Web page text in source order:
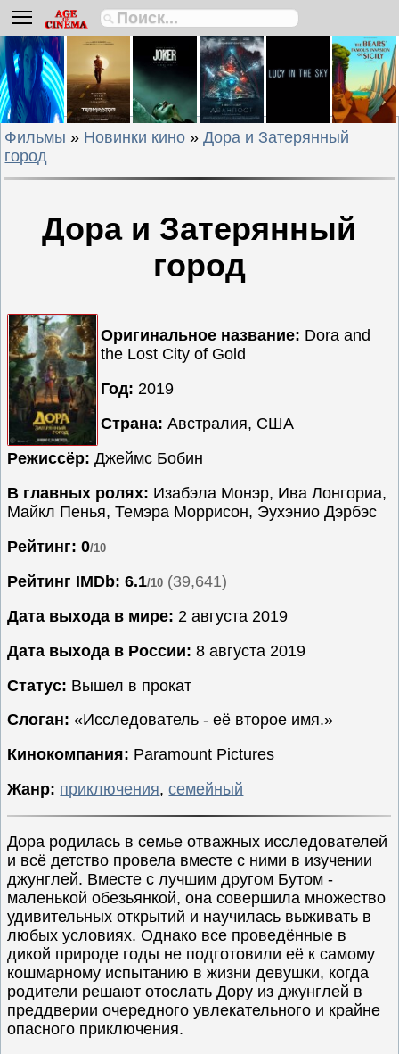
Биографии
Боевики
Вестерны
Военные
Детективы
Драмы
Комедии
Криминальные
Мюзиклы
Приключения
Русские
фильмы
Семейные
Сериалы
Триллеры
Фэнтези
Ожидаемые
кино
Фильмы » Новинки кино »Дора и Затерянный
город
Дора и Затерянный
город
Оригинальное название: Dora and
the Lost City of Gold
Год: 2019
Страна: Австралия, США
Режиссёр: Джеймс Бобин
В главных ролях: Изабэла Монэр, Ива Лонгориа,
Майкл Пенья, Темэра Моррисон, Эухэнио Дэрбэс
Рейтинг: 0/10
Рейтинг IMDb: 6.1/10 (39,641)
Дата выхода в мире: 2 августа 2019
Дата выхода в России: 8 августа 2019
Статус: Вышел в прокат
Слоган: «Исследователь - её второе имя.»
Кинокомпания: Paramount Pictures
Жанр: приключения,семейный
Дора родилась в семье отважных исследователей
и всё детство провела вместе с ними в изучении
джунглей. Вместе с лучшим другом Бутом -
маленькой обезьянкой, она совершила множество
удивительных открытий и научилась выживать в
любых условиях. Однако все проведённые в
дикой природе годы не подготовили её к самому
кошмарному испытанию в жизни девушки, когда
родители решают отослать Дору из джунглей в
преддверии очередного увлекательного и крайне
опасного приключения.